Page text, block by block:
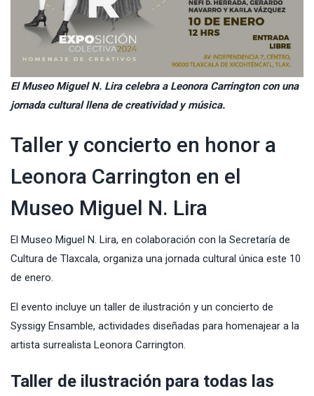
El Museo Miguel N. Lira celebra a Leonora Carrington con una
jornada cultural llena de creatividad y música.
Taller y concierto en honor a
Leonora Carrington en el
Museo Miguel N. Lira
El Museo Miguel N. Lira, en colaboración con la Secretaría de
Cultura de Tlaxcala, organiza una jornada cultural única este 10
de enero.
El evento incluye un taller de ilustración y un concierto de
Syssigy Ensamble, actividades diseñadas para homenajear a la
artista surrealista Leonora Carrington.
Taller de ilustración para todas las